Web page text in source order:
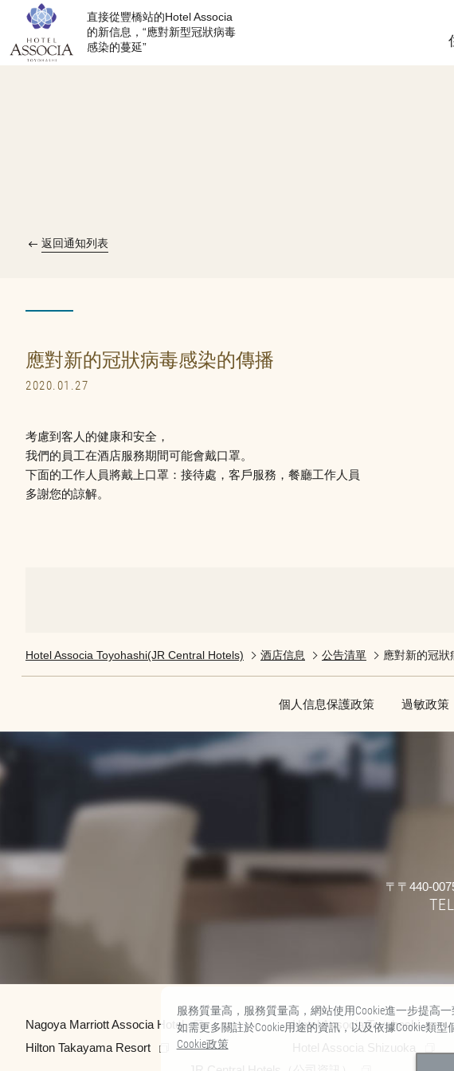
直接從豐橋站的Hotel Associa
的新信息，“應對新型冠狀病毒
感染的蔓延”
返回通知列表
應對新的冠狀病毒感染的傳播
2020.01.27
考慮到客人的健康和安全，
我們的員工在酒店服務期間可能會戴口罩。
下面的工作人員將戴上口罩：接待處，客戶服務，餐廳工作人員
多謝您的諒解。
Hotel Associa Toyohashi(JR Central Hotels) 酒店信息 公告清單 應對新的冠
個人信息保護政策 過敏政策
〒〒440-
Nagoya Marriott Associa Hotel
Hilton Takayama Resort
Hotel Associa Toyohashi
服務質量高，服務質量高，網站使用Cookie進一步提高
如需更多關註於Cookie用途的資訊，以及依據Cookie類型
Cookie政策